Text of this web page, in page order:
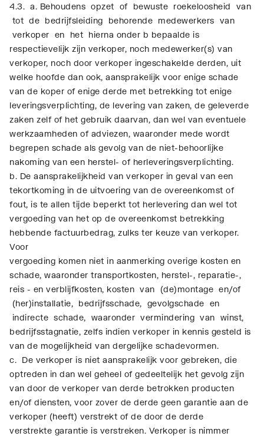
4.3. a. Behoudens opzet of bewuste roekeloosheid van
tot de bedrijfsleiding behorende medewerkers van
verkoper en het hierna onder b bepaalde is
respectievelijk zijn verkoper, noch medewerker(s) van
verkoper, noch door verkoper ingeschakelde derden, uit
welke hoofde dan ook, aansprakelijk voor enige schade
van de koper of enige derde met betrekking tot enige
leveringsverplichting, de levering van zaken, de geleverde
zaken zelf of het gebruik daarvan, dan wel van eventuele
werkzaamheden of adviezen, waaronder mede wordt
begrepen schade als gevolg van de niet-behoorlijke
nakoming van een herstel- of herleveringsverplichting.
b. De aansprakelijkheid van verkoper in geval van een
tekortkoming in de uitvoering van de overeenkomst of
fout, is te allen tijde beperkt tot herlevering dan wel tot
vergoeding van het op de overeenkomst betrekking
hebbende factuurbedrag, zulks ter keuze van verkoper.
Voor
vergoeding komen niet in aanmerking overige kosten en
schade, waaronder transportkosten, herstel-, reparatie-,
reis - en verblijfkosten, kosten van (de)montage en/of
(her)installatie, bedrijfsschade, gevolgschade en
indirecte schade, waaronder vermindering van winst,
bedrijfsstagnatie, zelfs indien verkoper in kennis gesteld is
van de mogelijkheid van dergelijke schadevormen.
c. De verkoper is niet aansprakelijk voor gebreken, die
optreden in dan wel geheel of gedeeltelijk het gevolg zijn
van door de verkoper van derde betrokken producten
en/of diensten, voor zover de derde geen garantie aan de
verkoper (heeft) verstrekt of de door de derde
verstrekte garantie is verstreken. Verkoper is nimmer